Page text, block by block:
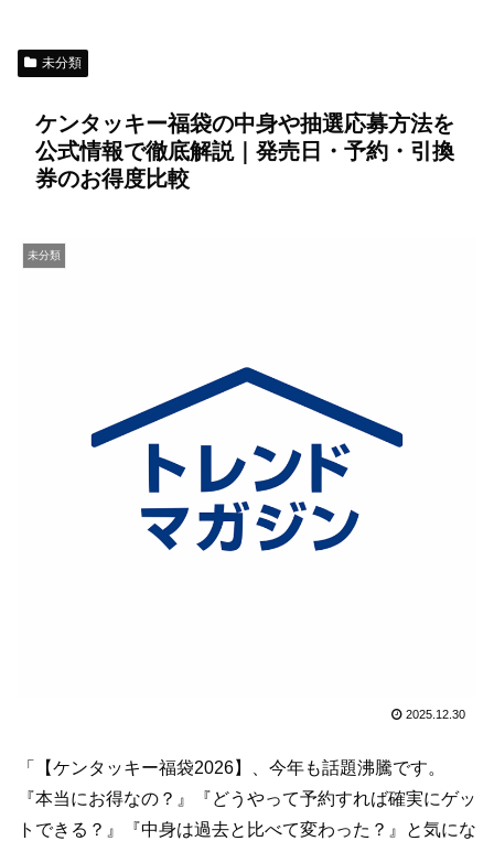
未分類
ケンタッキー福袋の中身や抽選応募方法を
公式情報で徹底解説｜発売日・予約・引換
券のお得度比較
未分類
2025.12.30
「【ケンタッキー福袋2026】、今年も話題沸騰です。
『本当にお得なの？』『どうやって予約すれば確実にゲッ
トできる？』『中身は過去と比べて変わった？』と気にな